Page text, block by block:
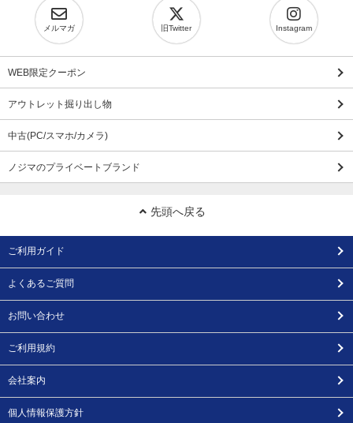
メルマガ 旧Twitter Instagram
WEB限定クーポン
アウトレット掘り出し物
中古(PC/スマホ/カメラ)
ノジマのプライベートブランド
先頭へ戻る
ご利用ガイド
よくあるご質問
お問い合わせ
ご利用規約
会社案内
個人情報保護方針